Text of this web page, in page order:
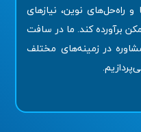
و راه‌حل‌های نوین، نیازهای
برآورده کند. ما در سافت
مشاوره در زمینه‌های مختلف